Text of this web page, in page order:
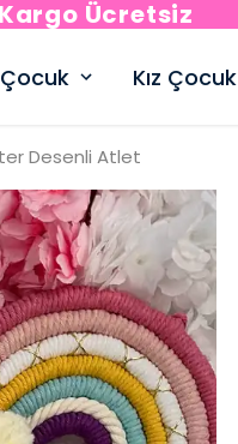
Ücretsiz
Kız Çocuk
Desenli Atlet